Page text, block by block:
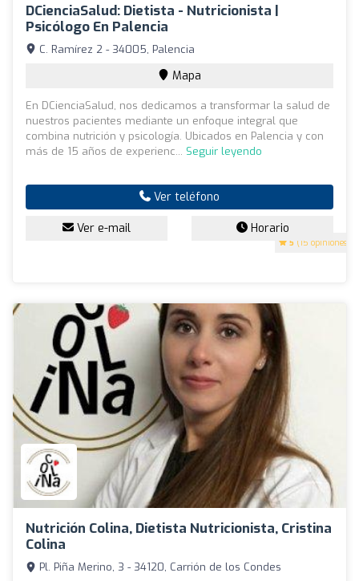
DCienciaSalud: Dietista - Nutricionista |
Psicólogo En Palencia
5 (15 opiniones)
C. Ramírez 2 - 34005, Palencia
Mapa
En DCienciaSalud, nos dedicamos a transformar la salud de
nuestros pacientes mediante un enfoque integral que
combina nutrición y psicología. Ubicados en Palencia y con
más de 15 años de experienc... Seguir leyendo
Ver teléfono
Ver e-mail Horario
Nutrición Colina, Dietista Nutricionista, Cristina
Colina
Pl. Piña Merino, 3 - 34120, Carrión de los Condes